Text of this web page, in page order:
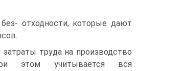
отходности, которые дают
труда на производство
этом учитывается вся